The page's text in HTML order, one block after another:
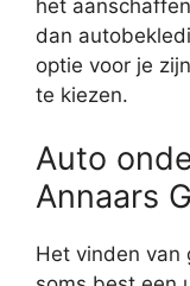
het
dan
optie voor je
te kiezen.
Auto
Annaars
Het vinden van